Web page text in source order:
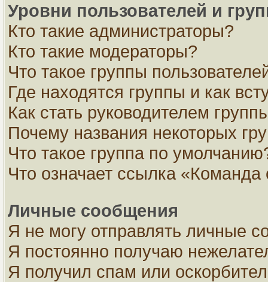
Уровни пользователей и
Кто такие администраторы?
Кто такие модераторы?
Что такое группы
Где находятся группы и как
Как стать руководителем
Почему названия некоторых
Что такое группа по
Что означает ссылка «Команда
Личные сообщения
Я не могу отправлять личные
Я постоянно получаю
Я получил спам или